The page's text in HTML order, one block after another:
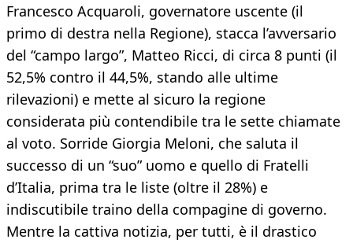
Francesco Acquaroli, governatore uscente (il
primo di destra nella Regione), stacca l’avversario
del “campo largo”, Matteo Ricci, di circa 8 punti (il
52,5% contro il 44,5%, stando alle ultime
rilevazioni) e mette al sicuro la regione
considerata più contendibile tra le sette chiamate
al voto. Sorride Giorgia Meloni, che saluta il
successo di un “suo” uomo e quello di Fratelli
d’Italia, prima tra le liste (oltre il 28%) e
indiscutibile traino della compagine di governo.
Mentre la cattiva notizia, per tutti, è il drastico